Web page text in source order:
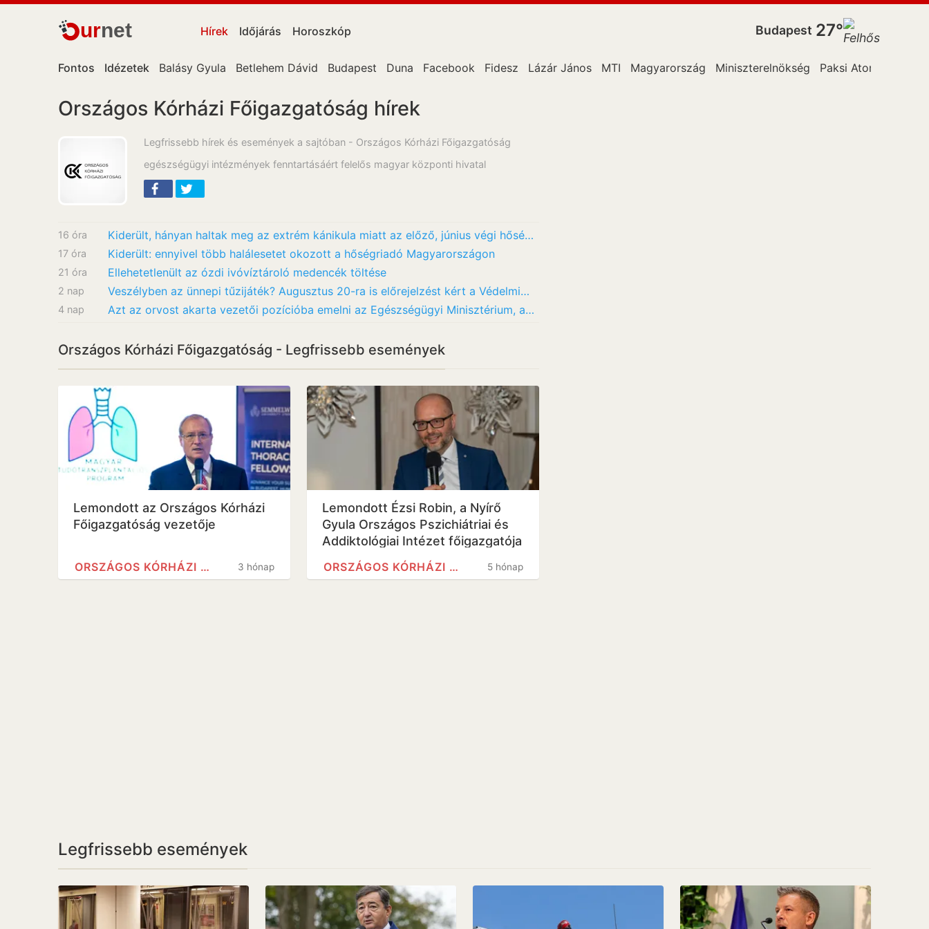
urnet Hírek Időjárás Horoszkóp Budapest 27°
Fontos Idézetek Balásy Gyula Betlehem Dávid Budapest Duna Facebook Fidesz Lázár János MTI Magyarország Miniszterelnökség Paksi
Országos Kórházi Főigazgatóság hírek
Legfrissebb hírek és események a sajtóban - Országos Kórházi Főigazgatóság
egészségügyi intézmények fenntartásáért felelős magyar központi hivatal
16 óra Kiderült, hányan haltak meg az extrém kánikula miatt az előző, június végi hőségriadó…
17 óra Kiderült: ennyivel több halálesetet okozott a hőségriadó Magyarországon
21 óra Ellehetetlenült az ózdi ivóvíztároló medencék töltése
2 nap Veszélyben az ünnepi tűzijáték? Augusztus 20-ra is előrejelzést kért a Védelmi…
4 nap Azt az orvost akarta vezetői pozícióba emelni az Egészségügyi Minisztérium, aki korábban…
Országos Kórházi Főigazgatóság - Legfrissebb események
Lemondott az Országos Kórházi
Főigazgatóság vezetője
3 hónap
ORSZÁGOS KÓRHÁZI FŐIGAZGATÓSÁG
Lemondott Ézsi Robin, a Nyírő
Gyula Országos Pszichiátriai és
Addiktológiai Intézet főigazgatója
5 hónap
ORSZÁGOS KÓRHÁZI FŐIGAZGATÓSÁG
Legfrissebb események